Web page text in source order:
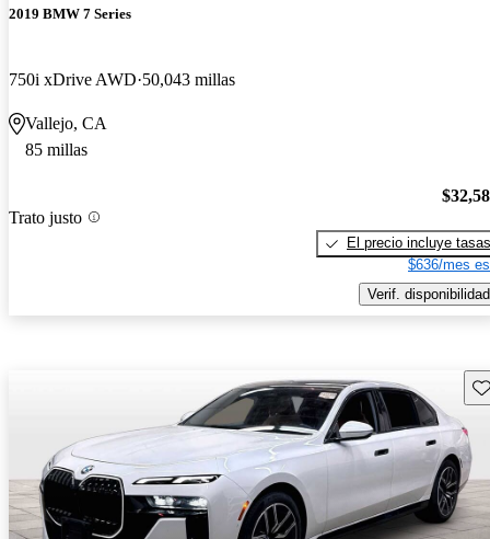
2019 BMW 7 Series
750i xDrive AWD 50,043 millas
Vallejo, CA
85 millas
Trato justo
El precio incluye tasas
$636/mes
Verif. disponibilidad